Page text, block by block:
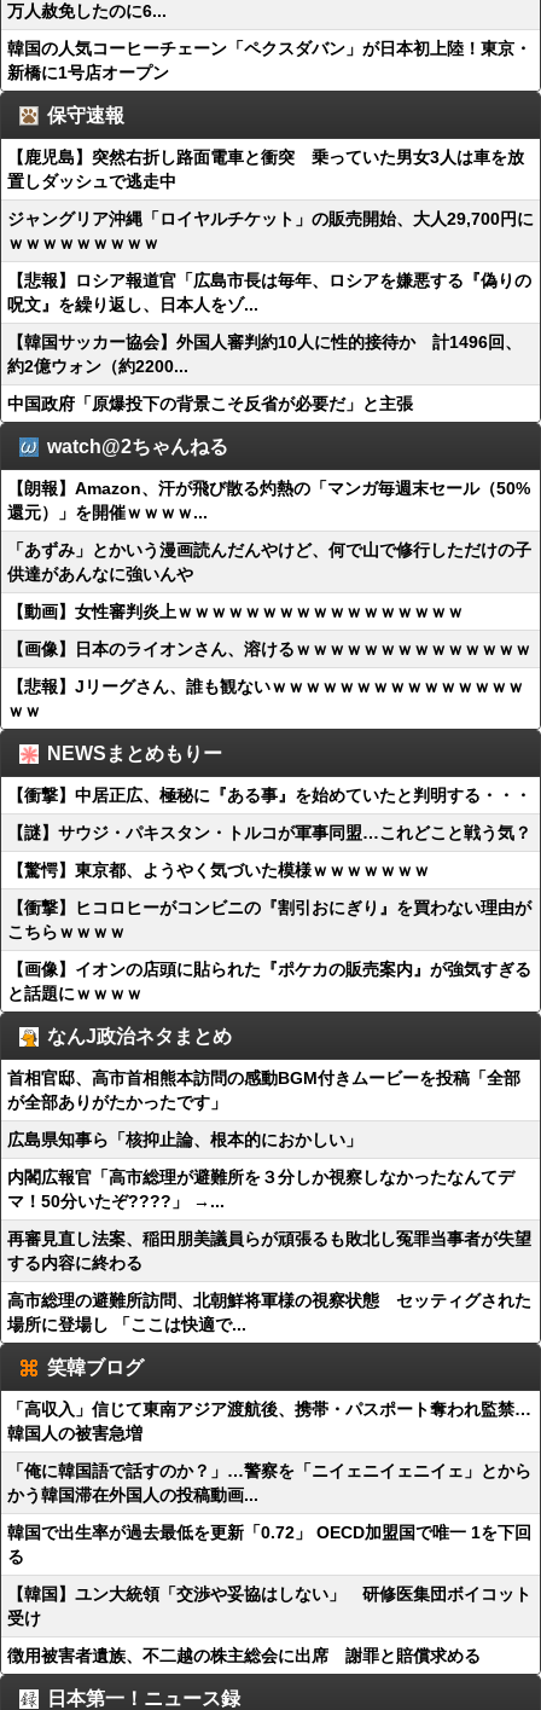
万人赦免したのに6...
韓国の人気コーヒーチェーン「ペクスダバン」が日本初上陸！東京・
新橋に1号店オープン
保守速報
【鹿児島】突然右折し路面電車と衝突 乗っていた男女3人は車を放
置しダッシュで逃走中
ジャングリア沖縄「ロイヤルチケット」の販売開始、大人29,700円に
ｗｗｗｗｗｗｗｗｗ
【悲報】ロシア報道官「広島市長は毎年、ロシアを嫌悪する『偽りの
呪文』を繰り返し、日本人をゾ...
【韓国サッカー協会】外国人審判約10人に性的接待か 計1496回、
約2億ウォン（約2200...
中国政府「原爆投下の背景こそ反省が必要だ」と主張
watch@2ちゃんねる
【朗報】Amazon、汗が飛び散る灼熱の「マンガ毎週末セール（50%
還元）」を開催ｗｗｗｗ...
「あずみ」とかいう漫画読んだんやけど、何で山で修行しただけの子
供達があんなに強いんや
【動画】女性審判炎上ｗｗｗｗｗｗｗｗｗｗｗｗｗｗｗｗｗ
【画像】日本のライオンさん、溶けるｗｗｗｗｗｗｗｗｗｗｗｗｗｗ
【悲報】Jリーグさん、誰も観ないｗｗｗｗｗｗｗｗｗｗｗｗｗｗｗ
ｗｗ
NEWSまとめもりー
【衝撃】中居正広、極秘に『ある事』を始めていたと判明する・・・
【謎】サウジ・パキスタン・トルコが軍事同盟…これどこと戦う気？
【驚愕】東京都、ようやく気づいた模様ｗｗｗｗｗｗｗ
【衝撃】ヒコロヒーがコンビニの『割引おにぎり』を買わない理由が
こちらｗｗｗｗ
【画像】イオンの店頭に貼られた『ポケカの販売案内』が強気すぎる
と話題にｗｗｗｗ
なんJ政治ネタまとめ
首相官邸、高市首相熊本訪問の感動BGM付きムービーを投稿「全部
が全部ありがたかったです」
広島県知事ら「核抑止論、根本的におかしい」
内閣広報官「高市総理が避難所を３分しか視察しなかったなんてデ
マ！50分いたぞ????」 →...
再審見直し法案、稲田朋美議員らが頑張るも敗北し冤罪当事者が失望
する内容に終わる
高市総理の避難所訪問、北朝鮮将軍様の視察状態 セッティグされた
場所に登場し 「ここは快適で...
笑韓ブログ
「高収入」信じて東南アジア渡航後、携帯・パスポート奪われ監禁…
韓国人の被害急増
「俺に韓国語で話すのか？」…警察を「ニイェニイェニイェ」とから
かう韓国滞在外国人の投稿動画...
韓国で出生率が過去最低を更新「0.72」 OECD加盟国で唯一 1を下回
る
【韓国】ユン大統領「交渉や妥協はしない」 研修医集団ボイコット
受け
徴用被害者遺族、不二越の株主総会に出席 謝罪と賠償求める
日本第一！ニュース録